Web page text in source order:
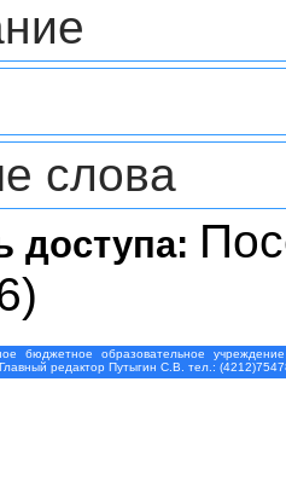
слова
доступа:
бюджетное образовательное
редактор Путыгин С.В. тел.: